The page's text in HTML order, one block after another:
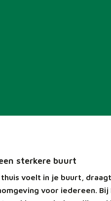
sterkere buurt
voelt in je buurt,
voor iedereen. Bij